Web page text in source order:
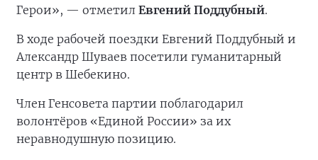
Герои», — отметил Евгений Поддубный.
В ходе рабочей поездки Евгений Поддубный и
Александр Шуваев посетили гуманитарный
центр в Шебекино.
Член Генсовета партии поблагодарил
волонтёров «Единой России» за их
неравнодушную позицию.